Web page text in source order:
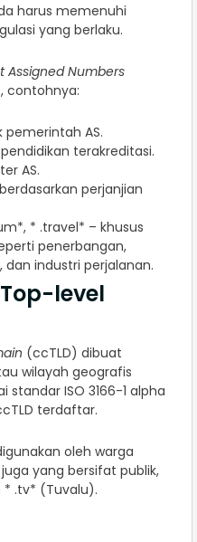
harus memenuhi
yang berlaku.
Assigned Numbers
contohnya:
pemerintah AS.
terakreditasi.
AS.
perjanjian
* .travel* – khusus
penerbangan,
dan industri perjalanan.
level
(ccTLD) dibuat
wilayah geografis
ISO 3166-1 alpha
terdaftar.
oleh warga
yang bersifat publik,
.tv* (Tuvalu).